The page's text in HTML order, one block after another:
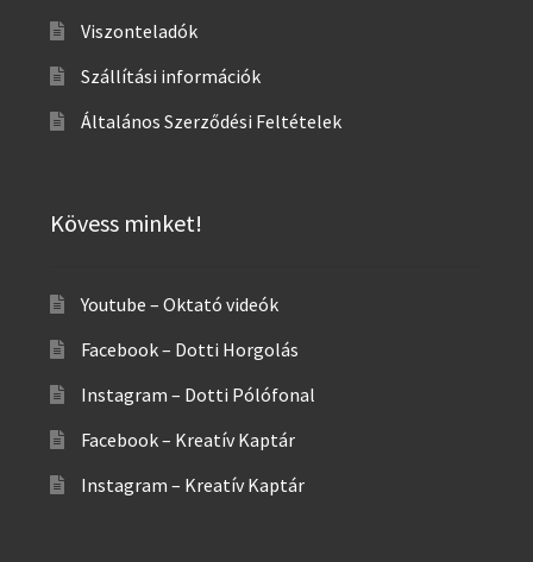
Viszonteladók
Szállítási információk
Általános Szerződési Feltételek
Kövess minket!
Youtube – Oktató videók
Facebook – Dotti Horgolás
Instagram – Dotti Pólófonal
Facebook – Kreatív Kaptár
Instagram – Kreatív Kaptár